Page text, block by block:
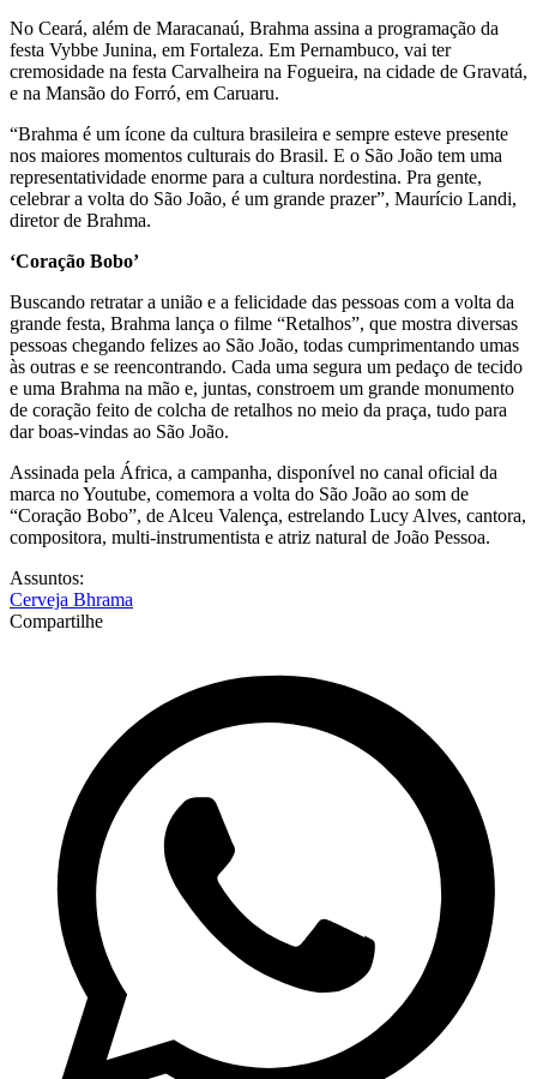
No Ceará, além de Maracanaú, Brahma assina a programação da
festa Vybbe Junina, em Fortaleza. Em Pernambuco, vai ter
cremosidade na festa Carvalheira na Fogueira, na cidade de Gravatá,
e na Mansão do Forró, em Caruaru.
“Brahma é um ícone da cultura brasileira e sempre esteve presente
nos maiores momentos culturais do Brasil. E o São João tem uma
representatividade enorme para a cultura nordestina. Pra gente,
celebrar a volta do São João, é um grande prazer”, Maurício Landi,
diretor de Brahma.
‘Coração Bobo’
Buscando retratar a união e a felicidade das pessoas com a volta da
grande festa, Brahma lança o filme “Retalhos”, que mostra diversas
pessoas chegando felizes ao São João, todas cumprimentando umas
às outras e se reencontrando. Cada uma segura um pedaço de tecido
e uma Brahma na mão e, juntas, constroem um grande monumento
de coração feito de colcha de retalhos no meio da praça, tudo para
dar boas-vindas ao São João.
Assinada pela África, a campanha, disponível no canal oficial da
marca no Youtube, comemora a volta do São João ao som de
“Coração Bobo”, de Alceu Valença, estrelando Lucy Alves, cantora,
compositora, multi-instrumentista e atriz natural de João Pessoa.
Assuntos:
Cerveja Bhrama
Compartilhe